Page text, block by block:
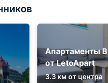
Апартаменты
от LetoApart
3.3 км от центра